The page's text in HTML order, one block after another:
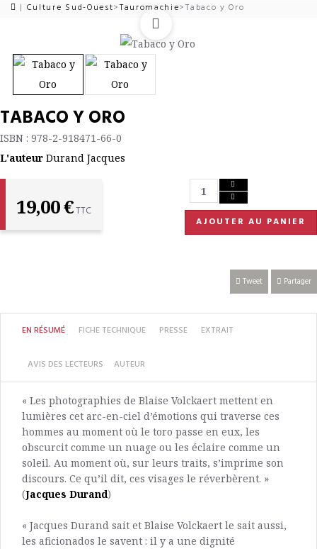
| Culture Sud-Ouest>Tauromachie>Tabaco y Oro
TABACO Y ORO
ISBN : 978-2-918471-66-0
L'auteur Durand Jacques
19,00 €TTC
AJOUTER AU PANIER
Tweet Partager
EN RÉSUMÉ FICHE TECHNIQUE PRESSE EXTRAIT
AVIS DES LECTEURS AUTEUR
« Les photographies de Blaise Volckaert mettent en
lumières cet arc-en-ciel d’émotions qui traverse ces
hommes au moment où le toro passe en eux, les
obscurcit comme un nuage ou les éclaire comme un
soleil. Au moment où, sur leurs traits, s’imprime son
discours. Ce qu’il dit, ces visages le réverbèrent. »
(Jacques Durand)
« Jacques Durand sait et Blaise Volckaert le sait aussi,
les aficionados le savent : il y a une dignité